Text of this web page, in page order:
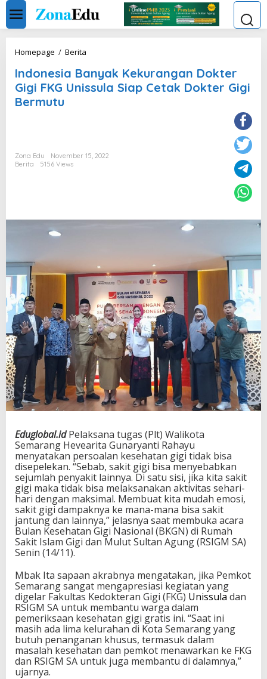
Skip
content
Homepage / Berita
Kekurangan
Dokter
Gigi
Gigi
Indonesia Banyak Kekurangan Dokter
Gigi FKG Unissula Siap Cetak Dokter Gigi
Bermutu
Zona Edu
November 15, 2022
Berita
5156 Views
Eduglobal.idPelaksana tugas (Plt) Walikota
Semarang Hevearita Gunaryanti Rahayu
menyatakan persoalan kesehatan gigi tidak bisa
disepelekan. “Sebab, sakit gigi bisa menyebabkan
sejumlah penyakit lainnya. Di satu sisi, jika kita sakit
gigi maka tidak bisa melaksanakan aktivitas sehari-
hari dengan maksimal. Membuat kita mudah emosi,
sakit gigi dampaknya ke mana-mana bisa sakit
jantung dan lainnya,” jelasnya saat membuka acara
Bulan Kesehatan Gigi Nasional (BKGN) di Rumah
Sakit Islam Gigi dan Mulut Sultan Agung (RSIGM SA)
Senin (14/11).
Mbak Ita sapaan akrabnya mengatakan, jika Pemkot
Semarang sangat mengapresiasi kegiatan yang
digelar Fakultas Kedokteran Gigi (FKG) Unissula dan
RSIGM SA untuk membantu warga dalam
pemeriksaan kesehatan gigi gratis ini. “Saat ini
masih ada lima kelurahan di Kota Semarang yang
butuh penanganan khusus, termasuk dalam
masalah kesehatan dan pemkot menawarkan ke FKG
dan RSIGM SA untuk juga membantu di dalamnya,”
ujarnya.